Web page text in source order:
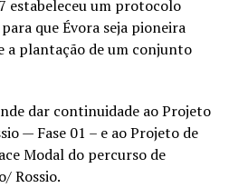
estabeleceu um protocolo
que Évora seja pioneira
a plantação de um conjunto
dar continuidade ao Projeto
— Fase 01 – e ao Projeto de
Modal do percurso de
Rossio.